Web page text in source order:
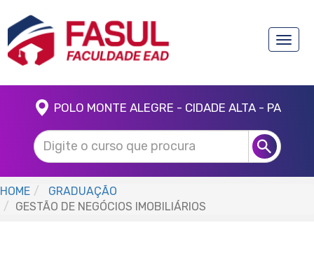
Toggle
POLO MONTE ALEGRE - CIDADE ALTA - PA
HOME
GRADUAÇÃO
GESTÃO DE NEGÓCIOS IMOBILIÁRIOS